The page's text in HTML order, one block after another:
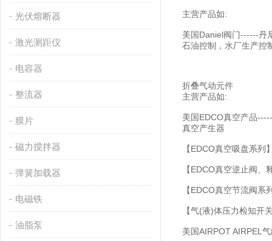
光伏熔断器
激光测距仪
电容器
整流器
膜片
磁力搅拌器
弹簧加载器
电磁铁
油脂泵
主营产品如:
美国Daniel阀门------丹
石油控制，水厂生产控
折叠气动元件
主营产品如:
美国EDCO真空产品
真空产生器
【EDCO真空吸盘系
【EDCO真空逆止阀、
【EDCO真空节流阀
【气(液)体压力检知开
美国AIRPOT AIRPEL